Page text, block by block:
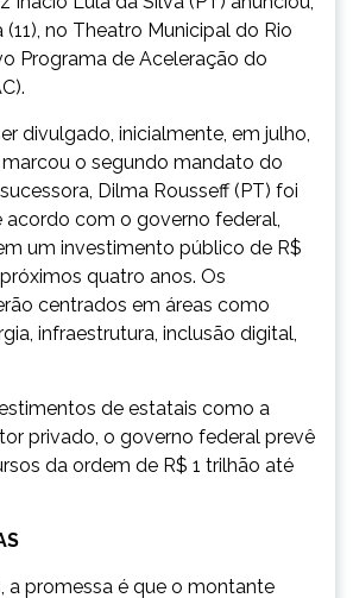
no Theatro Municipal do Rio
Programa de Aceleração do
divulgado, inicialmente, em julho,
o segundo mandato do
Dilma Rousseff (PT) foi
acordo com o governo federal,
um investimento público de R$
quatro anos. Os
centrados em áreas como
infraestrutura, inclusão digital,
de estatais como a
privado, o governo federal prevê
da ordem de R$ 1 trilhão até
a promessa é que o montante